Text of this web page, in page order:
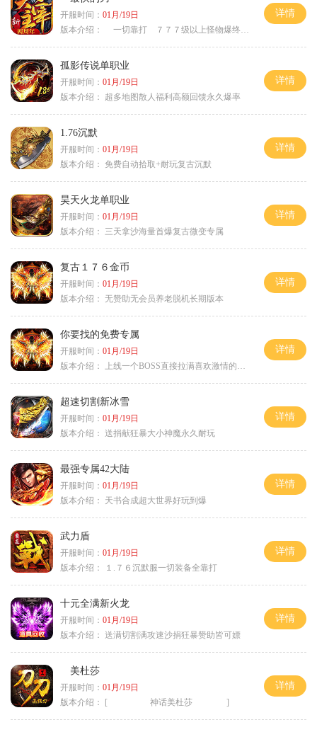
开服时间： 01月/19日
版本介绍：
一切靠打 ７７７级以上怪物爆终极
详情
孤影传说单职业
开服时间： 01月/19日
版本介绍：
超多地图散人福利高额回馈永久爆率
详情
1.76沉默
开服时间： 01月/19日
版本介绍： 免费自动拾取+耐玩复古沉默
详情
昊天火龙单职业
开服时间： 01月/19日
版本介绍：
三天拿沙海量首爆复古微变专属
详情
复古１７６金币
开服时间： 01月/19日
版本介绍： 无赞助无会员养老脱机长期版本
详情
你要找的免费专属
开服时间： 01月/19日
版本介绍：
上线一个BOSS直接拉满喜欢激情的朋友进
详情
超速切割新冰雪
开服时间： 01月/19日
版本介绍： 送捐献狂暴大小神魔永久耐玩
详情
最强专属42大陆
开服时间： 01月/19日
版本介绍：
天书合成超大世界好玩到爆
详情
武力盾
开服时间： 01月/19日
版本介绍：
１.７６沉默服一切装备全靠打
详情
十元全满新火龙
开服时间： 01月/19日
版本介绍： 送满切割满攻速沙捐狂暴赞助皆可嫖
详情
美杜莎
开服时间： 01月/19日
版本介绍：
[ 神话美杜莎 ]
详情